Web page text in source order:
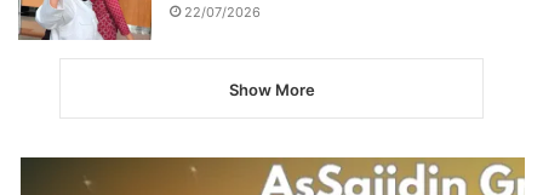
22/07/2026
Show More